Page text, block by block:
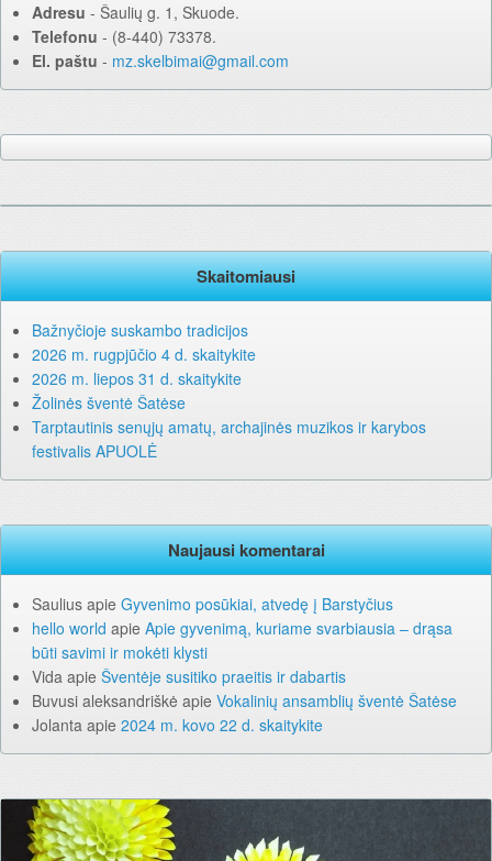
Adresu ‐ Šaulių g. 1, Skuode.
Telefonu ‐ (8-440) 73378.
El. paštu ‐ mz.skelbimai@gmail.com
Skaitomiausi
Bažnyčioje suskambo tradicijos
2026 m. rugpjūčio 4 d. skaitykite
2026 m. liepos 31 d. skaitykite
Žolinės šventė Šatėse
Tarptautinis senųjų amatų, archajinės muzikos ir karybos
festivalis APUOLĖ
Naujausi komentarai
Saulius apie Gyvenimo posūkiai, atvedę į Barstyčius
hello world apie Apie gyvenimą, kuriame svarbiausia – drąsa
būti savimi ir mokėti klysti
Vida apie Šventėje susitiko praeitis ir dabartis
Buvusi aleksandriškė apie Vokalinių ansamblių šventė Šatėse
Jolanta apie 2024 m. kovo 22 d. skaitykite